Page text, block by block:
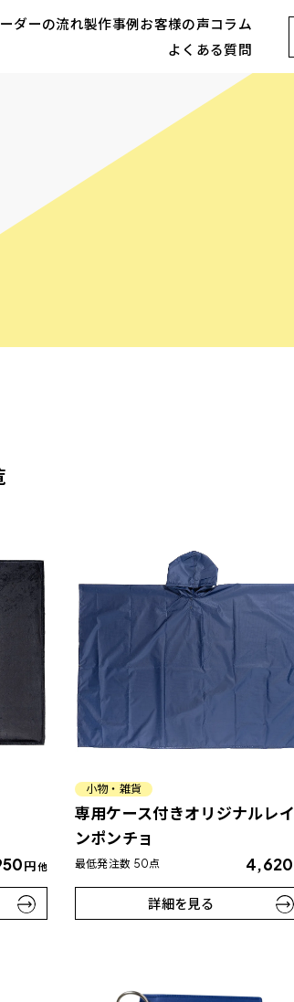
ダーの流れ製作事例お客様の声コラム
よくある質問
円他
小物・雑貨
専用ケース付きオリジナルレイ
ンポンチョ
最低発注数 50点 4,620
詳細を見る